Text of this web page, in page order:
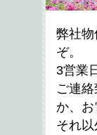
弊社
ぞ。
3営業
ご連
か、
それ